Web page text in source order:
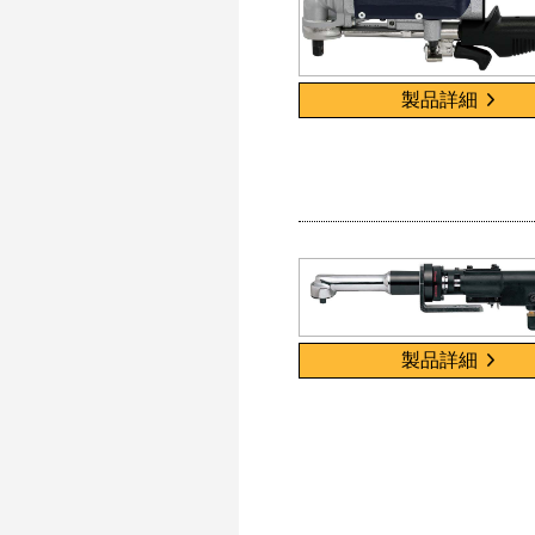
製品詳細
製品詳細